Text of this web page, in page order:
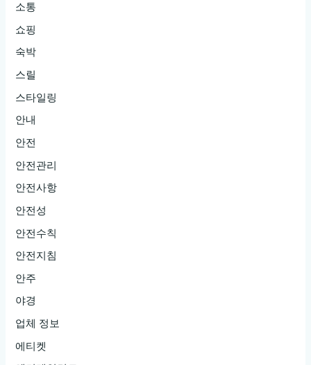
소통
쇼핑
숙박
스릴
스타일링
안내
안전
안전관리
안전사항
안전성
안전수칙
안전지침
안주
야경
업체 정보
에티켓